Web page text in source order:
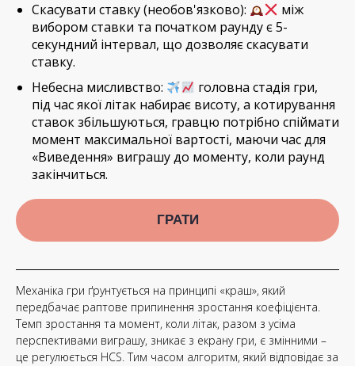
Скасувати ставку (необов'язково):
між
вибором ставки та початком раунду є 5-
секундний інтервал, що дозволяє скасувати
ставку.
Небесна мисливство:
головна стадія гри,
під час якої літак набирає висоту, а котирування
ставок збільшуються, гравцю потрібно спіймати
момент максимальної вартості, маючи час для
«Виведення» виграшу до моменту, коли раунд
закінчиться.
ГРАТИ
Механіка гри ґрунтується на принципі «краш», який
передбачає раптове припинення зростання коефіцієнта.
Темп зростання та момент, коли літак, разом з усіма
перспективами виграшу, зникає з екрану гри, є змінними –
це регулюється HCS. Тим часом алгоритм, який відповідає за